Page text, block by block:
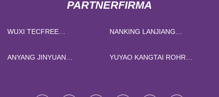
PARTNERFIRMA
WUXI TECFREE
LTD
NANKING LANJIANG
AUSRÜSTUNGEN CO., GMBH
ANYANG JINYUAN
YUYAO KANGTAI ROHR